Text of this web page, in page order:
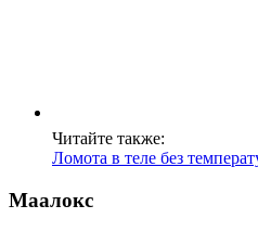
Читайте также:
Ломота в теле без
Маалокс